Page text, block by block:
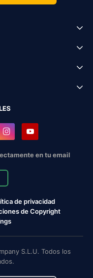
en tu email
de privacidad
de Copyright
S.L.U. Todos los